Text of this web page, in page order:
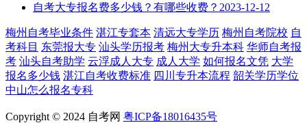
自考大专报名费多少钱？有哪些收费？ 2023-12-12
梅州自考毕业条件 湛江专套本 清远大专学历 梅州自考院校 自
考科目 东莞报大专 汕头学历报考 梅州大专升本科 华师自考报
考 汕头自考助学 云浮成人大专 成人大学 如何报名文凭 大学
报名多少钱 湛江自考收费标准 四川专升本流程 韶关学历学位
中山怎么报名专科
Copyright © 2024 自考网 粤ICP备18016435号